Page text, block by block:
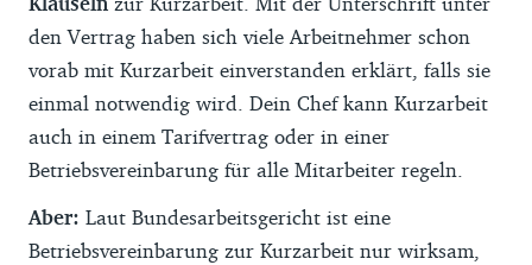
den Vertrag haben sich viele Arbeitnehmer schon
vorab mit Kurzarbeit einverstanden erklärt, falls sie
einmal notwendig wird. Dein Chef kann Kurzarbeit
auch in einem Tarifvertrag oder in einer
Betriebsvereinbarung für alle Mitarbeiter regeln.
Aber: Laut Bundesarbeitsgericht ist eine
Betriebsvereinbarung zur Kurzarbeit nur wirksam,